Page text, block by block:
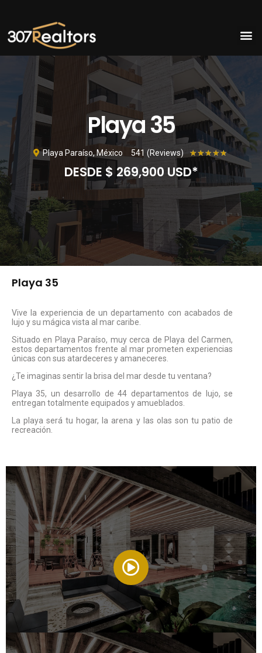
Playa 35
Playa Paraíso, México 541 (Reviews) ★★★★★
DESDE $ 269,900 USD*
Playa 35
Vive la experiencia de un departamento con acabados de
lujo y su mágica vista al mar caribe.
Situado en Playa Paraíso, muy cerca de Playa del Carmen,
estos departamentos frente al mar prometen experiencias
únicas con sus atardeceres y amaneceres.
¿Te imaginas sentir la brisa del mar desde tu ventana?
Playa 35, un desarrollo de 44 departamentos de lujo, se
entregan totalmente equipados y amueblados.
La playa será tu hogar, la arena y las olas son tu patio de
recreación.